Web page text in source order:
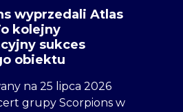
wyprzedali Atlas
kolejny
sukces
obiektu
na 25 lipca 2026
grupy Scorpions w